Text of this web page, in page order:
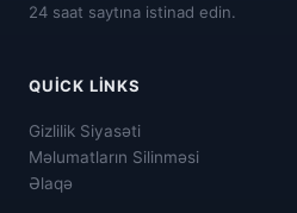
24 saat saytına istinad edin.
QUICK LINKS
Gizlilik Siyasəti
Məlumatların Silinməsi
Əlaqə